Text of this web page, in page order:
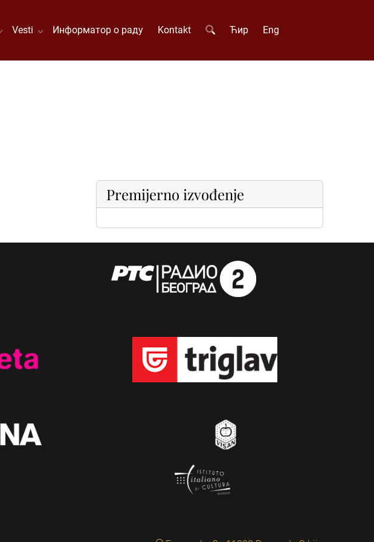
Vesti Информатор о раду Kontakt Ћир Eng
Premijerno izvođenje